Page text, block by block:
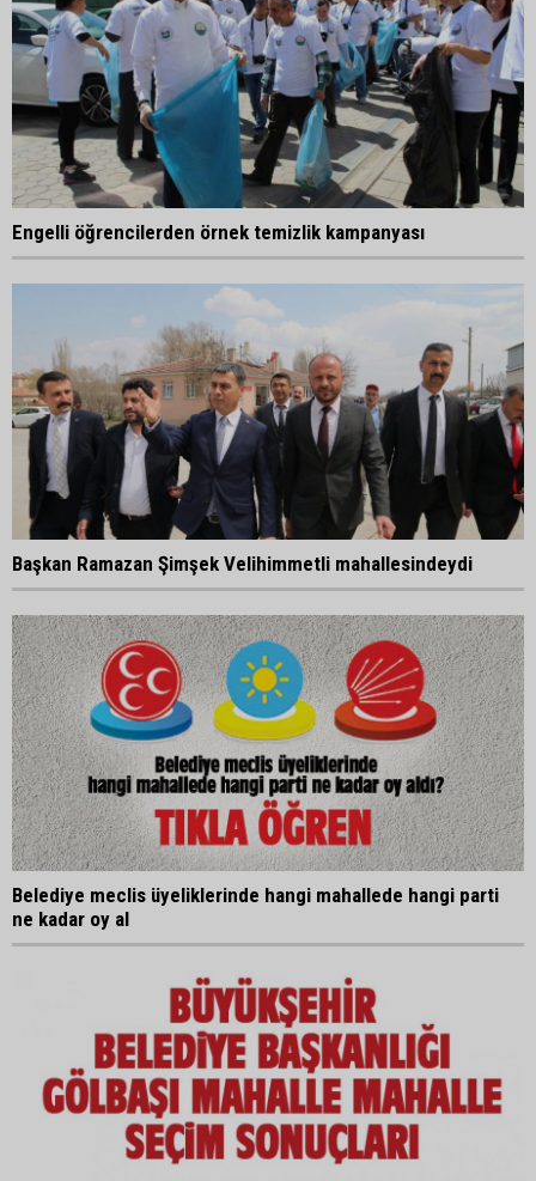
Engelli öğrencilerden örnek temizlik kampanyası
Başkan Ramazan Şimşek Velihimmetli mahallesindeydi
Belediye meclis üyeliklerinde hangi mahallede hangi parti
ne kadar oy al